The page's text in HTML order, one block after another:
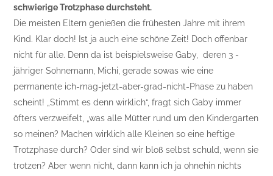
schwierige Trotzphase durchsteht.
Die meisten Eltern genießen die frühesten Jahre mit ihrem
Kind. Klar doch! Ist ja auch eine schöne Zeit! Doch offenbar
nicht für alle. Denn da ist beispielsweise Gaby, deren 3 -
jähriger Sohnemann, Michi, gerade sowas wie eine
permanente ich-mag-jetzt-aber-grad-nicht-Phase zu haben
scheint! „Stimmt es denn wirklich“, fragt sich Gaby immer
öfters verzweifelt, „was alle Mütter rund um den Kindergarten
so meinen? Machen wirklich alle Kleinen so eine heftige
Trotzphase durch? Oder sind wir bloß selbst schuld, wenn sie
trotzen? Aber wenn nicht, dann kann ich ja ohnehin nichts